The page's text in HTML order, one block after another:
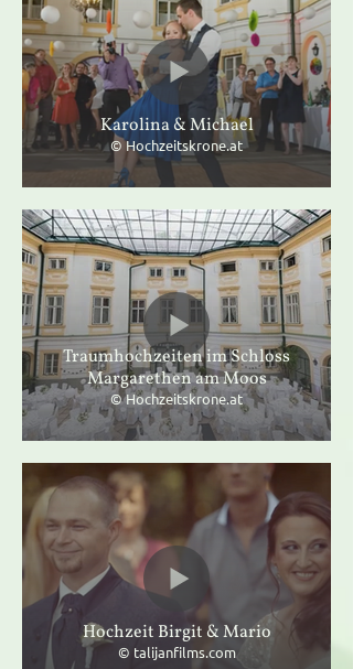
Karolina & Michael
© Hochzeitskrone.at
Traumhochzeiten im Schloss
Margarethen am Moos
© Hochzeitskrone.at
Hochzeit Birgit & Mario
© talijanfilms.com